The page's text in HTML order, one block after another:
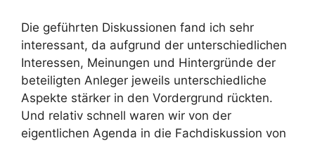
Die geführten Diskussionen fand ich sehr
interessant, da aufgrund der unterschiedlichen
Interessen, Meinungen und Hintergründe der
beteiligten Anleger jeweils unterschiedliche
Aspekte stärker in den Vordergrund rückten.
Und relativ schnell waren wir von der
eigentlichen Agenda in die Fachdiskussion von